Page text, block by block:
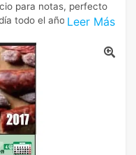
Leer Más
para notas, perfecto
todo el año.